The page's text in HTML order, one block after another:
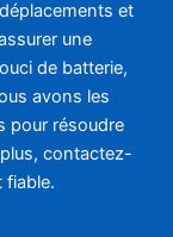
et
une
de batterie,
avons les
pour résoudre
contactez-
fiable.